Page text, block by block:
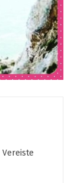
Vereiste